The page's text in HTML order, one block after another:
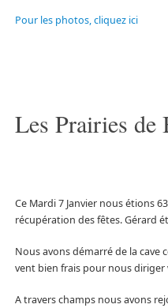
Pour les photos, cliquez ici
Les Prairies de
Ce Mardi 7 Janvier nous étions
récupération des fêtes. Gérard
Nous avons démarré de la cave
vent bien frais pour nous diriger
A travers champs nous avons